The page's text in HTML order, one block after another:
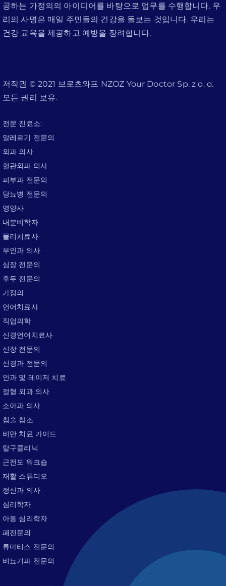
공하는 가정의의 아이디어를 바탕으로 업무를 수행합니다. 우
리의 사명은 매일 주민들의 건강을 돌보는 것입니다. 우리는
건강 교육을 제공하고 예방을 장려합니다.
저작권 © 2021 브로츠와프 NZOZ Your Doctor Sp. z o. o.
모든 권리 보유.
전문 진료소:
알레르기 전문의
외과 의사
혈관외과 의사
피부과 전문의
당뇨병 전문의
영양사
내분비학자
물리치료사
부인과 의사
심장 전문의
후두 전문의
가정의
언어치료사
직업의학
신경언어치료사
신장 전문의
신경과 전문의
안과 및 레이저 치료
정형 외과 의사
소아과 의사
침술 참조
비만 치료 가이드
탈구클리닉
근전도 워크숍
재활 스튜디오
정신과 의사
심리학자
아동 심리학자
폐전문의
류마티스 전문의
비뇨기과 전문의